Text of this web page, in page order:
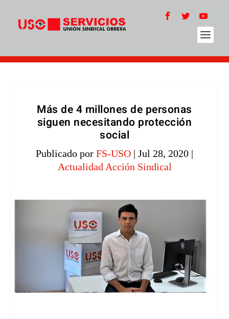
Más de 4 millones de personas
siguen necesitando protección
social
Publicado por FS-USO | Jul 28, 2020 |
Actualidad Acción Sindical